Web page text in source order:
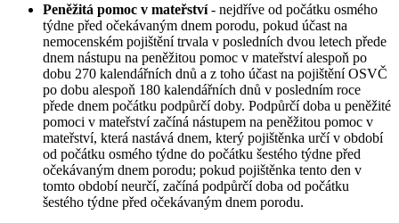
Peněžitá pomoc v mateřství- nejdříve od počátku osmého
týdne před očekávaným dnem porodu, pokud účast na
nemocenském pojištění trvala v posledních dvou letech přede
dnem nástupu na peněžitou pomoc v mateřství alespoň po
dobu 270 kalendářních dnů a z toho účast na pojištění OSVČ
po dobu alespoň 180 kalendářních dnů v posledním roce
přede dnem počátku podpůrčí doby. Podpůrčí doba u peněžité
pomoci v mateřství začíná nástupem na peněžitou pomoc v
mateřství, která nastává dnem, který pojištěnka určí v období
od počátku osmého týdne do počátku šestého týdne před
očekávaným dnem porodu; pokud pojištěnka tento den v
tomto období neurčí, začíná podpůrčí doba od počátku
šestého týdne před očekávaným dnem porodu.